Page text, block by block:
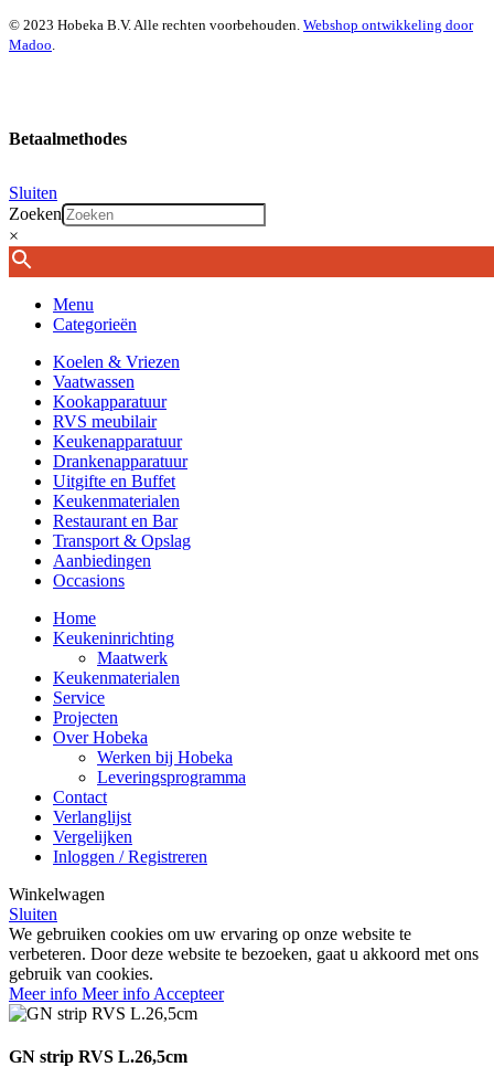
© 2023 Hobeka B.V. Alle rechten voorbehouden. Webshop ontwikkeling door
Madoo.
Betaalmethodes
Sluiten
Zoeken
×
Menu
Categorieën
Koelen & Vriezen
Vaatwassen
Kookapparatuur
RVS meubilair
Keukenapparatuur
Drankenapparatuur
Uitgifte en Buffet
Keukenmaterialen
Restaurant en Bar
Transport & Opslag
Aanbiedingen
Occasions
Home
Keukeninrichting
Maatwerk
Keukenmaterialen
Service
Projecten
Over Hobeka
Werken bij Hobeka
Leveringsprogramma
Contact
Verlanglijst
Vergelijken
Inloggen / Registreren
Winkelwagen
Sluiten
We gebruiken cookies om uw ervaring op onze website te
verbeteren. Door deze website te bezoeken, gaat u akkoord met ons
gebruik van cookies.
Meer info Meer info Accepteer
GN strip RVS L.26,5cm